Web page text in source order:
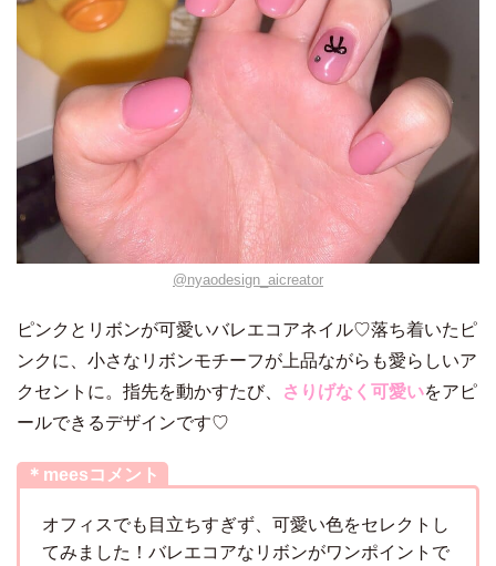
@nyaodesign_aicreator
ピンクとリボンが可愛いバレエコアネイル♡落ち着いたピ
ンクに、小さなリボンモチーフが上品ながらも愛らしいア
クセントに。指先を動かすたび、
さりげなく可愛いをアピ
ールできるデザインです♡
＊meesコメント
オフィスでも目立ちすぎず、可愛い色をセレクトし
てみました！バレエコアなリボンがワンポイントで